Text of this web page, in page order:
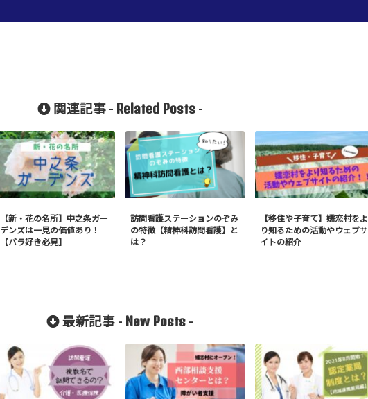
関連記事 - Related Posts-
【新・花の名所】中之条ガー
デンズは一見の価値あり！
【バラ好き必見】
訪問看護ステーションのぞみ
の特徴【精神科訪問看護】と
は？
【移住や子育て】嬬恋村をよ
り知るための活動やウェブサ
イトの紹介
最新記事 - New Posts -